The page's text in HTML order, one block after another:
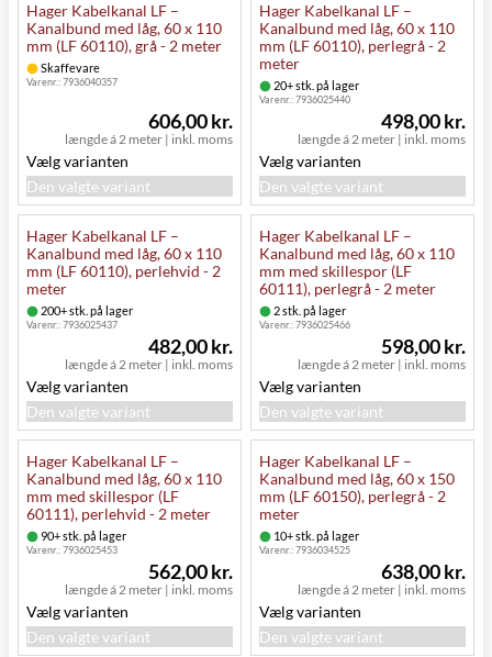
Hager Kabelkanal LF –
Kanalbund med låg, 60 x 110
mm (LF 60110), grå - 2 meter
Skaffevare
Varenr.:7936040357
længde á 2 meter | inkl. moms
606,00 kr.
Vælg varianten
Den valgte variant
Hager Kabelkanal LF –
Kanalbund med låg, 60 x 110
mm (LF 60110), perlegrå - 2
meter
20+ stk. på lager
Varenr.:7936025440
længde á 2 meter | inkl. moms
498,00 kr.
Vælg varianten
Den valgte variant
Hager Kabelkanal LF –
Kanalbund med låg, 60 x 110
mm (LF 60110), perlehvid - 2
meter
200+ stk. på lager
Varenr.:7936025437
længde á 2 meter | inkl. moms
482,00 kr.
Vælg varianten
Den valgte variant
Hager Kabelkanal LF –
Kanalbund med låg, 60 x 110
mm med skillespor (LF
60111), perlegrå - 2 meter
2 stk. på lager
Varenr.:7936025466
længde á 2 meter | inkl. moms
598,00 kr.
Vælg varianten
Den valgte variant
Hager Kabelkanal LF –
Kanalbund med låg, 60 x 110
mm med skillespor (LF
60111), perlehvid - 2 meter
90+ stk. på lager
Varenr.:7936025453
længde á 2 meter | inkl. moms
562,00 kr.
Vælg varianten
Den valgte variant
Hager Kabelkanal LF –
Kanalbund med låg, 60 x 150
mm (LF 60150), perlegrå - 2
meter
10+ stk. på lager
Varenr.:7936034525
længde á 2 meter | inkl. moms
638,00 kr.
Vælg varianten
Den valgte variant